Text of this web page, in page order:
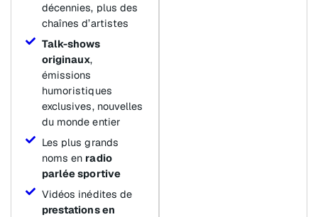
décennies, plus des
chaînes d’artistes
Talk-shows
originaux,
émissions
humoristiques
exclusives, nouvelles
du monde entier
Les plus grands
noms en radio
parlée sportive
Vidéos inédites de
prestations en